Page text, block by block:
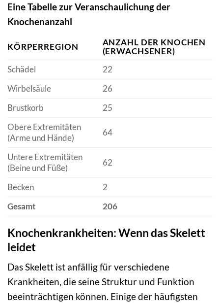
Eine Tabelle zur Veranschaulichung der
Knochenanzahl
KÖRPERREGION
ANZAHL DER KNOCHEN
(ERWACHSENER)
Schädel
22
Wirbelsäule
26
Brustkorb
25
Obere Extremitäten
(Arme und Hände)
64
Untere Extremitäten
(Beine und Füße)
62
Becken
2
Gesamt
206
Knochenkrankheiten: Wenn das Skelett
leidet
Das Skelett ist anfällig für verschiedene
Krankheiten, die seine Struktur und Funktion
beeinträchtigen können. Einige der häufigsten